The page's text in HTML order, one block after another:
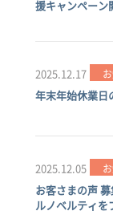
援キャンペーン
2025.12.17
年末年始休業日
2025.12.05
お客さまの声
ルノベルティを